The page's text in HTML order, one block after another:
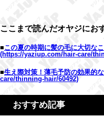
ここまで読んだオヤジにお
■この夏の時期に髪の毛に大切な
(https://yaziup.com/hair-care/
■生え際対策！薄毛予防の効果的
care/thinning-hair/60492)
おすすめ記事